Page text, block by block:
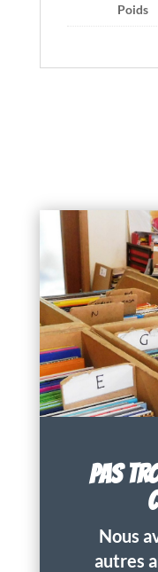
Poids
PAS
Nous
autres